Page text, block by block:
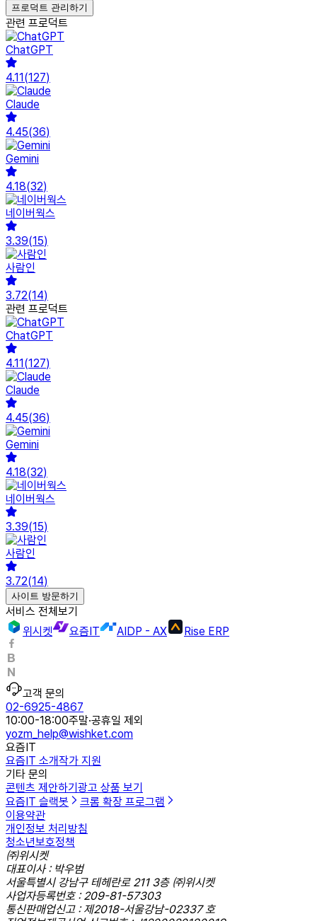
프로덕트 관리하기
관련 프로덕트
ChatGPT
4.11(127)
Claude
4.45(36)
Gemini
4.18(32)
네이버웍스
3.39(15)
사람인
3.72(14)
관련 프로덕트
ChatGPT
4.11(127)
Claude
4.45(36)
Gemini
4.18(32)
네이버웍스
3.39(15)
사람인
3.72(14)
사이트 방문하기
서비스 전체보기
위시켓
요즘IT AIDP - AX Rise ERP
고객 문의
02-6925-4867
10:00-18:00주말·공휴일 제외
yozm_help@wishket.com
요즘IT
요즘IT 소개작가 지원
기타 문의
콘텐츠 제안하기광고 상품 보기
요즘IT 슬랙봇
크롬 확장 프로그램
이용약관
개인정보 처리방침
청소년보호정책
㈜위시켓
대표이사 : 박우범
서울특별시 강남구 테헤란로 211 3층 ㈜위시켓
사업자등록번호 : 209-81-57303
통신판매업신고 : 제2018-서울강남-02337 호